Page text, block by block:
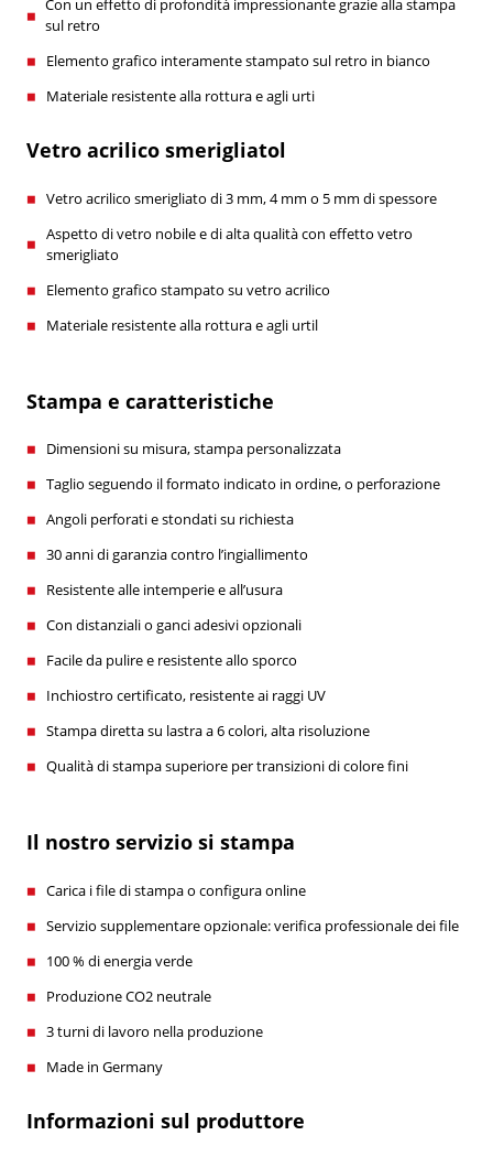
Con un effetto di profondità impressionante grazie alla stampa
sul retro
Elemento grafico interamente stampato sul retro in bianco
Materiale resistente alla rottura e agli urti
Vetro acrilico smerigliatol
Vetro acrilico smerigliato di 3 mm, 4 mm o 5 mm di spessore
Aspetto di vetro nobile e di alta qualità con effetto vetro
smerigliato
Elemento grafico stampato su vetro acrilico
Materiale resistente alla rottura e agli urtil
Stampa e caratteristiche
Dimensioni su misura, stampa personalizzata
Taglio seguendo il formato indicato in ordine, o perforazione
Angoli perforati e stondati su richiesta
30 anni di garanzia contro l’ingiallimento
Resistente alle intemperie e all’usura
Con distanziali o ganci adesivi opzionali
Facile da pulire e resistente allo sporco
Inchiostro certificato, resistente ai raggi UV
Stampa diretta su lastra a 6 colori, alta risoluzione
Qualità di stampa superiore per transizioni di colore fini
Il nostro servizio si stampa
Carica i file di stampa o configura online
Servizio supplementare opzionale: verifica professionale dei file
100 % di energia verde
Produzione CO2 neutrale
3 turni di lavoro nella produzione
Made in Germany
Informazioni sul produttore